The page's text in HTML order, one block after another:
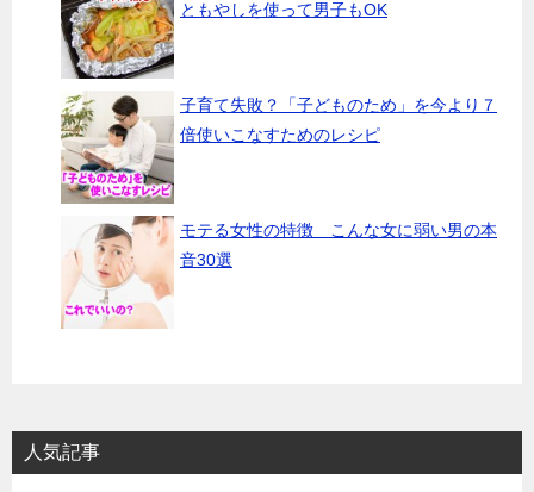
ともやしを使って男子もOK
子育て失敗？「子どものため」を今より７
倍使いこなすためのレシピ
モテる女性の特徴 こんな女に弱い男の本
音30選
人気記事